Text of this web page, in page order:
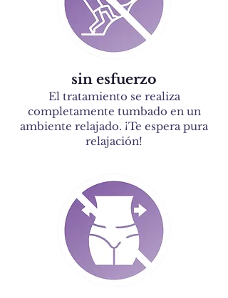
sin esfuerzo
El tratamiento se realiza
completamente tumbado en un
ambiente relajado. ¡Te espera pura
relajación!